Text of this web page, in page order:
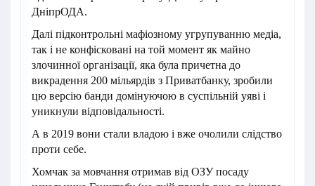
ДніпрОДА.
Далі підконтрольні мафіозному угрупуванню медіа,
так і не конфісковані на той момент як майно
злочинної організації, яка була причетна до
викрадення 200 мільярдів з Приватбанку, зробили
цю версію банди домінуючою в суспільній уяві і
уникнули відповідальності.
А в 2019 вони стали владою і вже очолили слідство
проти себе.
Хомчак за мовчання отримав від ОЗУ посаду